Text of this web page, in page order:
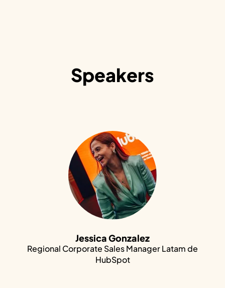
Speakers
Jessica Gonzalez
Regional Corporate Sales Manager Latam de
HubSpot